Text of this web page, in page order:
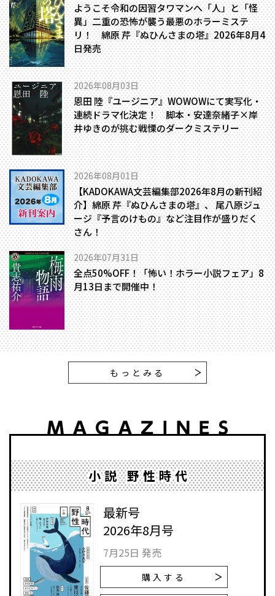
ようこそ令和の因習タワマンへ――「人」と「怪
異」二重の恐怖が襲う最悪のホラーミステ
リ！ 綿原 芹『ぬひんさまの塔』2026年8月4
日発売
2026年08月03日
恩田 陸『ユージニア』WOWOWにて実写化・
連続ドラマ化決定！ 脚本・安達奈緒子×岸
井ゆきのが挑む戦慄のダークミステリー
2026年08月01日
【KADOKAWA文芸編集部2026年8月の新刊紹
介】綿原 芹『ぬひんさまの塔』、 尾八原ジュ
ージ『予言のけもの』など注目作が盛りだく
さん！
2026年07月31日
全点50%OFF！「怖い！ホラー小説フェア」8
月13日まで開催中！
もっとみる
小説 野性時代
最新号
2026年8月号
7月25日 発売
購入する